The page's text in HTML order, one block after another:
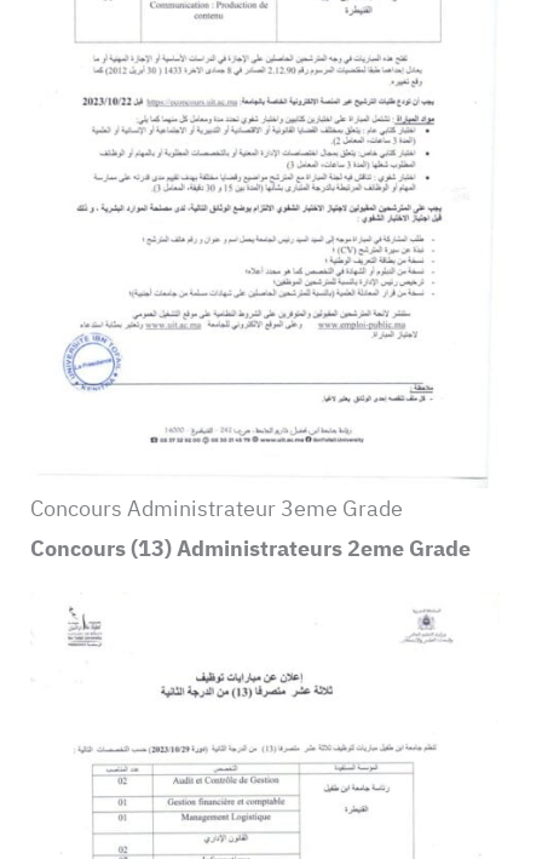
Concours Administrateur 3eme Grade
Concours (13) Administrateurs 2eme Grade